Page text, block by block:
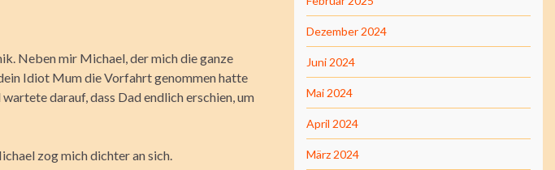
Neben mir Michael, der mich die ganze
Idiot Mum die Vorfahrt genommen hatte
darauf, dass Dad endlich erschien, um
zog mich dichter an sich.
Dezember 2024
Juni 2024
Mai 2024
April 2024
März 2024